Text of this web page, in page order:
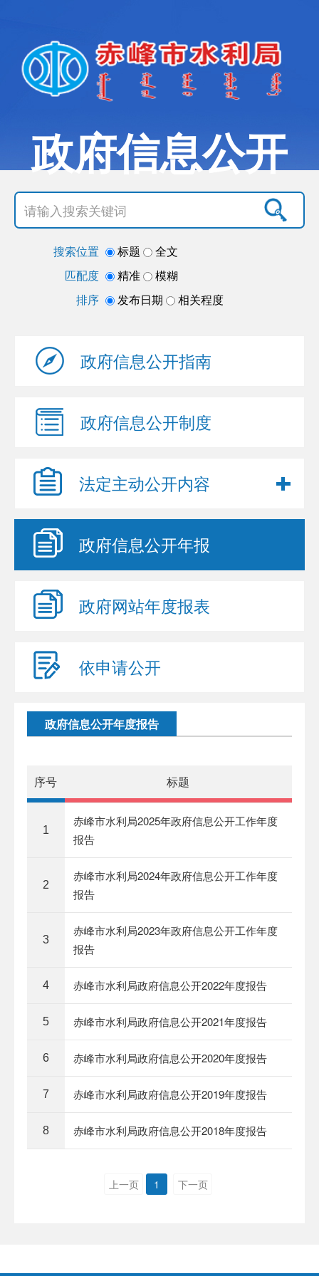
政府信息公开
搜索位置 标题
全文
匹配度
精准
模糊
排序
发布日期 相关程度
政府信息公开指南
政府信息公开制度
法定主动公开内容
政府信息公开年报
政府网站年度报表
依申请公开
政府信息公开年度报告
序号 标题
1
赤峰市水利局2025年政府信息公开工作年度
报告
2
赤峰市水利局2024年政府信息公开工作年度
报告
3
赤峰市水利局2023年政府信息公开工作年度
报告
4 赤峰市水利局政府信息公开2022年度报告
5 赤峰市水利局政府信息公开2021年度报告
6 赤峰市水利局政府信息公开2020年度报告
7 赤峰市水利局政府信息公开2019年度报告
8 赤峰市水利局政府信息公开2018年度报告
上一页 1 下一页